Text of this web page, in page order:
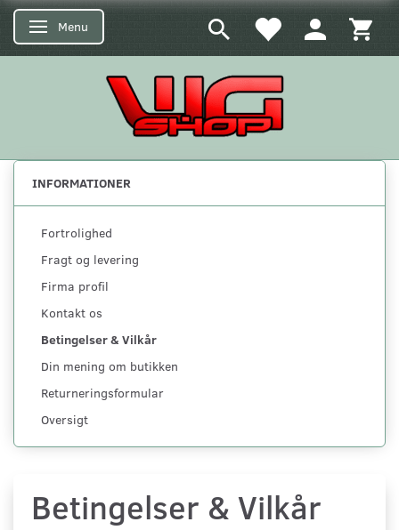
Skifte navigation
Menu
INFORMATIONER
Fortrolighed
Fragt og levering
Firma profil
Kontakt os
Betingelser & Vilkår
Din mening om butikken
Returneringsformular
Oversigt
Betingelser & Vilkår